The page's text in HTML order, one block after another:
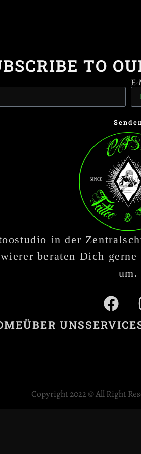
TO
in der
beraten Dich
um.
ÜBER UNS
Copyright 2022 © All Right